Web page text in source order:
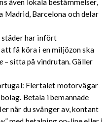
Barcelona och delar
har infört
att få köra i en miljözon ska
– sitta på vindrutan. Gäller
Flertalet motorvägar
Betala i bemannade
när du svänger av, kontant